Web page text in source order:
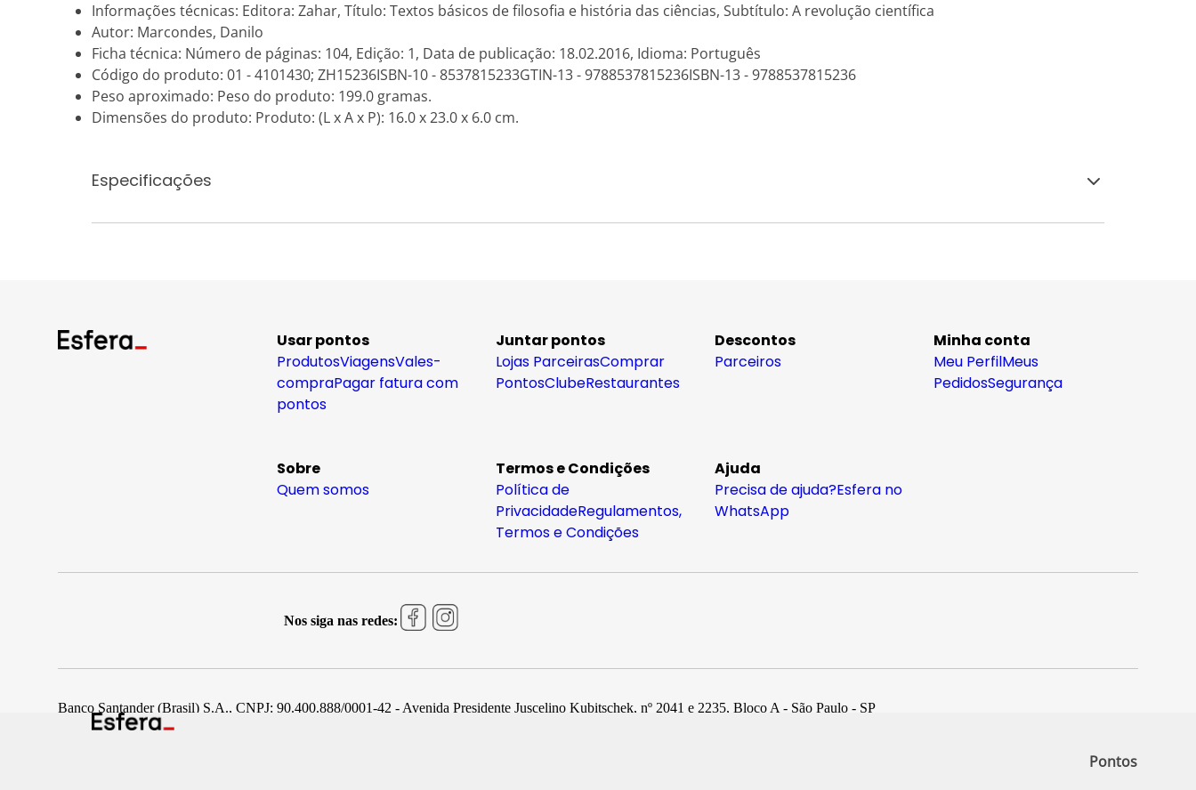
Pontos
Informações técnicas: Editora: Zahar, Título: Textos básicos de filosofia e história das ciências, Subtítulo: A revolução científica
Autor: Marcondes, Danilo
Ficha técnica: Número de páginas: 104, Edição: 1, Data de publicação: 18.02.2016, Idioma: Português
Código do produto: 01 - 4101430; ZH15236ISBN-10 - 8537815233GTIN-13 - 9788537815236ISBN-13 - 9788537815236
Peso aproximado: Peso do produto: 199.0 gramas.
Dimensões do produto: Produto: (L x A x P): 16.0 x 23.0 x 6.0 cm.
Especificações
Usar pontos
ProdutosViagensVales-
compraPagar fatura com
pontos
Juntar pontos
Lojas ParceirasComprar
PontosClubeRestaurantes
Descontos
Parceiros
Minha conta
Meu PerfilMeus
PedidosSegurança
Sobre
Quem somos
Termos e Condições
Política de
PrivacidadeRegulamentos,
Termos e Condições
Ajuda
Precisa de ajuda?Esfera no
WhatsApp
Nos siga nas redes:
Banco Santander (Brasil) S.A., CNPJ: 90.400.888/0001-42 - Avenida Presidente Juscelino Kubitschek, nº 2041 e 2235, Bloco A - São Paulo - SP